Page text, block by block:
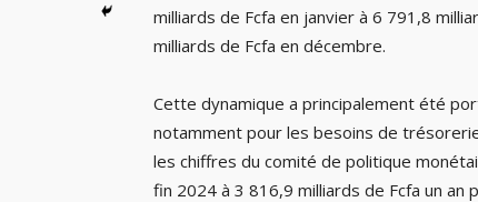
milliards de Fcfa en janvier à 6 791,8
milliards de Fcfa en décembre.
Cette dynamique a principalement été
notamment pour les besoins de
les chiffres du comité de politique
fin 2024 à 3 816,9 milliards de Fcfa un